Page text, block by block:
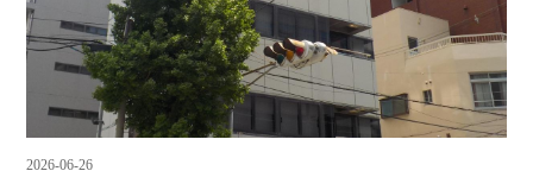
2026-06-26